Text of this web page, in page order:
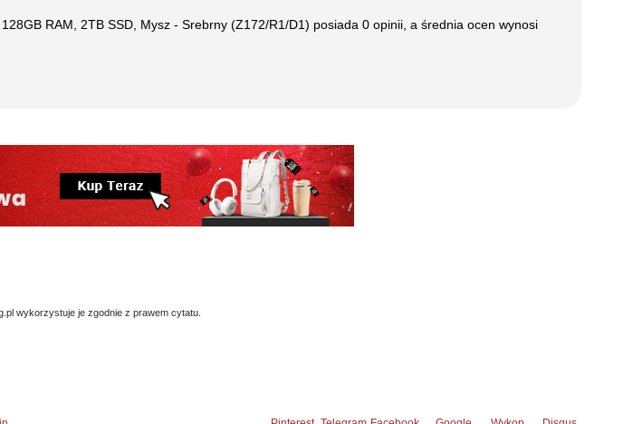
RAM, 2TB SSD, Mysz - Srebrny (Z172/R1/D1) posiada 0 opinii, a średnia ocen wynosi
wykorzystuje je zgodnie z prawem cytatu.